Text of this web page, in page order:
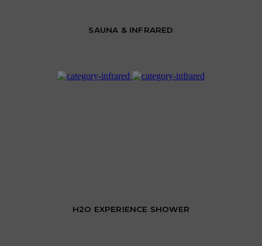
SAUNA & INFRARED
H2O EXPERIENCE SHOWER